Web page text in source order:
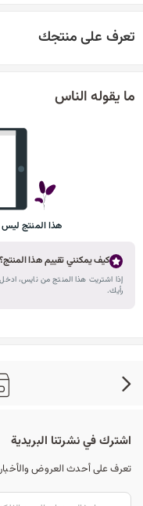
تعرف على منتجك
ما يقوله الناس
هذا المنتج ليس
كيف يمكنني تقييم هذا المنتج؟
إذا اشتريت هذا المنتج من نايس،
رأيك.
اشترك في نشرتنا البريدية
تعرف على أحدث العروض والأخبار